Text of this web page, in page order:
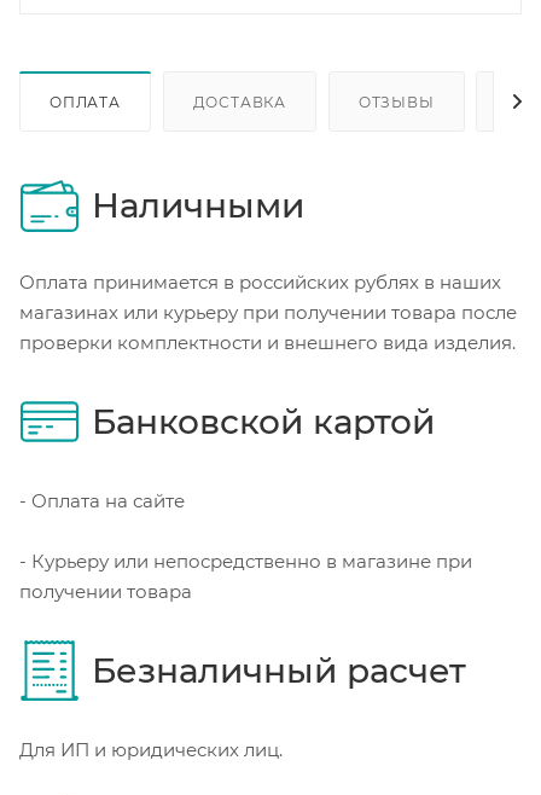
ОПЛАТА ДОСТАВКА ОТЗЫВЫ
Наличными
Оплата принимается в российских рублях в наших
магазинах или курьеру при получении товара после
проверки комплектности и внешнего вида изделия.
Банковской картой
- Оплата на сайте
- Курьеру или непосредственно в магазине при
получении товара
Безналичный расчет
Для ИП и юридических лиц.